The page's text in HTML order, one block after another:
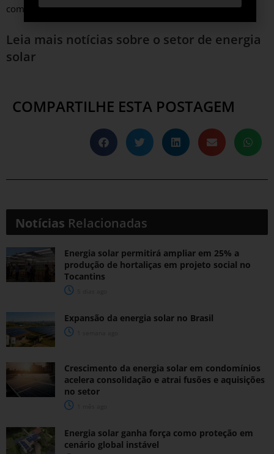
comenta.
Leia mais notícias sobre o setor de energia
solar
COMPARTILHE ESTA POSTAGEM
Notícias Relacionadas
Energia solar permitirá ampliar em 25% a
produção de hortaliças em projeto social no
Tocantins
Expansão da energia solar no Brasil
Crescimento da energia solar em condomínios
acelera consolidação e atrai fusões e aquisições
no setor
Energia solar ganha força como proteção em
cenário global instável